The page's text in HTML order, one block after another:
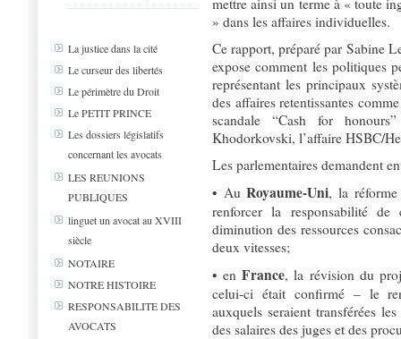
La justice dans la cité
Le curseur des libertés
Le périmètre du Droit
Le PETIT PRINCE
Les dossiers législatifs
concernant les avocats
LES REUNIONS
PUBLIQUES
linguet un avocat au XVIII
siècle
NOTAIRE
NOTRE HISTOIRE
RESPONSABILITE DES
AVOCATS
mettre ainsi un terme à « toute
» dans les affaires individuelles.
Ce rapport, préparé par Sabine
expose comment les politiques
représentant les principaux
des affaires retentissantes
scandale “Cash for
Khodorkovski, l’affaire HSBC/
Les parlementaires demandent
• AuRoyaume-Uni, la
renforcer la responsabilité
diminution des ressources
deux vitesses;
• enFrance, la révision du
celui-ci était confirmé – le
auxquels seraient transférées
des salaires des juges et des